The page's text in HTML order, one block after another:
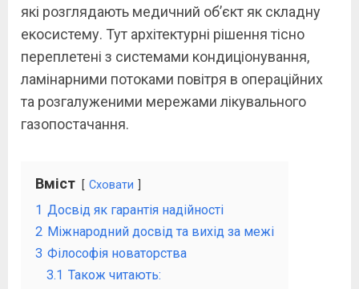
які розглядають медичний об’єкт як складну
екосистему. Тут архітектурні рішення тісно
переплетені з системами кондиціонування,
ламінарними потоками повітря в операційних
та розгалуженими мережами лікувального
газопостачання.
Вміст Сховати
1 Досвід як гарантія надійності
2 Міжнародний досвід та вихід за межі
3 Філософія новаторства
3.1 Також читають: